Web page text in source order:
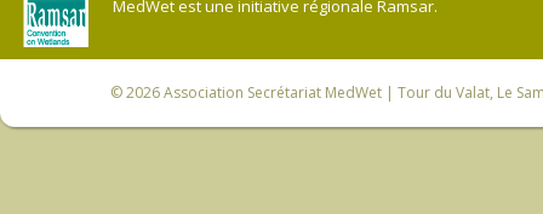
MedWet est une initiative régionale Ramsar.
© 2026Association Secrétariat MedWet | Tour du Valat, Le